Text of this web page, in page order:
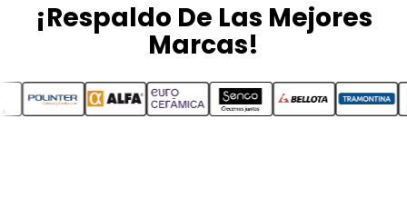
¡Respaldo De Las Mejores
Marcas!